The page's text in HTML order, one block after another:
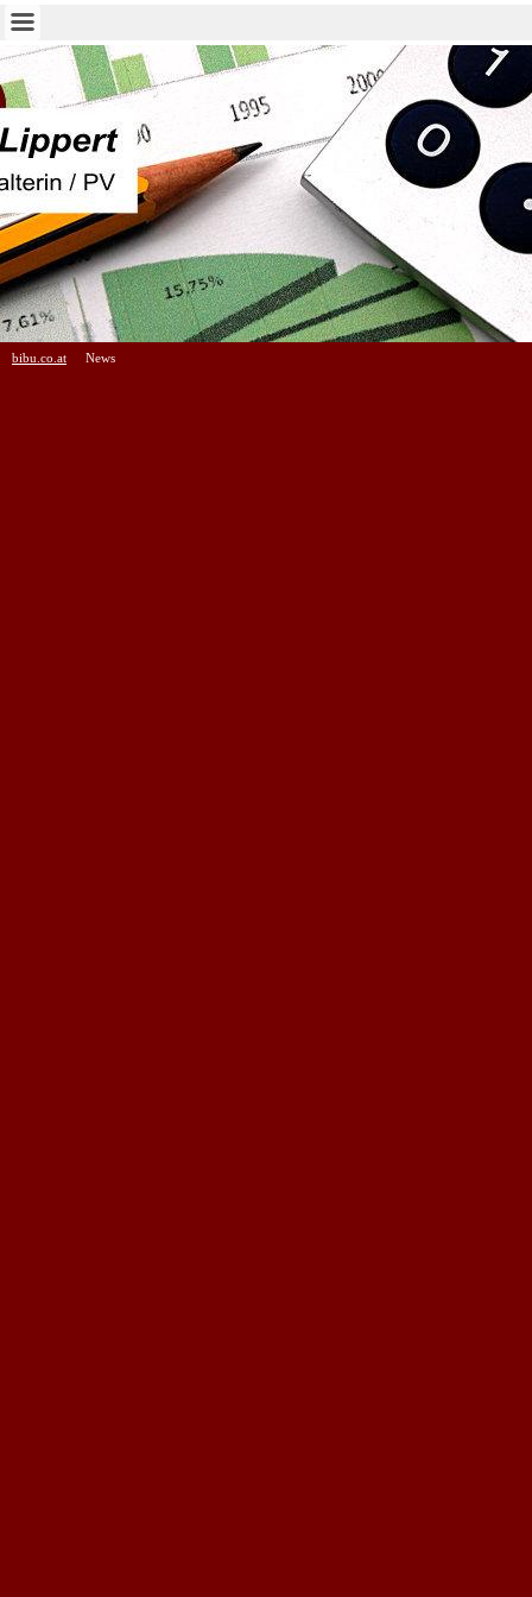
bibu.co.at News